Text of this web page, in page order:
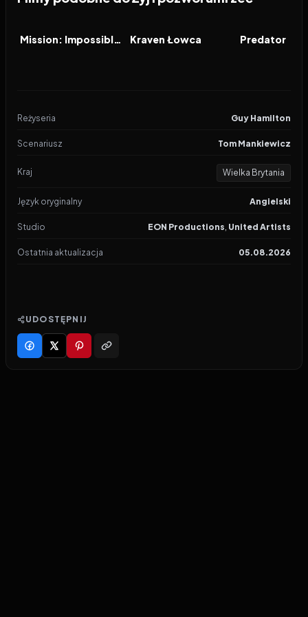
FILM Mission: Impossible - The Final Reckoning FILM
Kraven Łowca FILM
Predator
Reżyseria Guy Hamilton
Scenariusz Tom Mankiewicz
Kraj Wielka Brytania
Język oryginalny Angielski
Studio EON Productions, United Artists
Ostatnia aktualizacja 05.08.2026
UDOSTĘPNIJ